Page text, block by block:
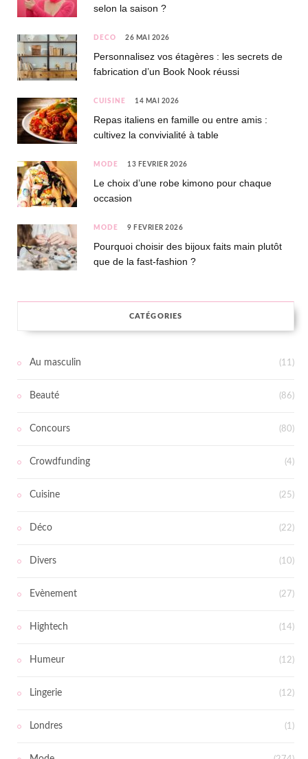
selon la saison ?
DÉCO 26 MAI 2026
Personnalisez vos étagères : les secrets de
fabrication d’un Book Nook réussi
CUISINE 14 MAI 2026
Repas italiens en famille ou entre amis :
cultivez la convivialité à table
MODE 13 FÉVRIER 2026
Le choix d’une robe kimono pour chaque
occasion
MODE 9 FÉVRIER 2026
Pourquoi choisir des bijoux faits main plutôt
que de la fast-fashion ?
CATÉGORIES
Au masculin (11)
Beauté (86)
Concours (80)
Crowdfunding (4)
Cuisine (25)
Déco (22)
Divers (10)
Evènement (27)
Hightech (14)
Humeur (12)
Lingerie (12)
Londres (1)